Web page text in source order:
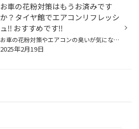
お車の花粉対策はもうお済みです
か？タイヤ館でエアコンリフレッシ
ュ‼️ おすすめです‼️
お車の花粉対策やエアコンの臭いが気になる方 エアコンの効きを良くしたい方 必見 ‼‼‼ 今回は、【エアコンフィルター】【エアコン内部洗浄】【車内の消臭除菌】 の メニューをご紹介致します。 【目次】 ① 車のエアコンフィルターについて ② エアコン内部洗浄、エバポレーター洗浄について ③ 車内の...
2025年2月19日